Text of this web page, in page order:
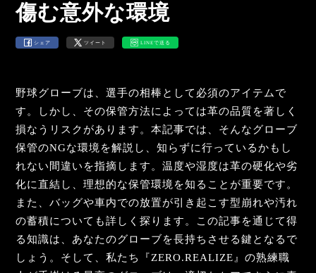
傷む意外な環境
シェア ツイート LINEで送る
野球グローブは、選手の相棒として必須のアイテムで
す。しかし、その保管方法によっては革の品質を著しく
損なうリスクがあります。本記事では、そんなグローブ
保管のNGな環境を解説し、知らずに行っているかもし
れない間違いを指摘します。温度や湿度は革の硬化や劣
化に直結し、理想的な保管環境を知ることが重要です。
また、バッグや車内での放置が引き起こす型崩れや汚れ
の蓄積についても詳しく探ります。この記事を通じて得
る知識は、あなたのグローブを長持ちさせる鍵となるで
しょう。そして、私たち『ZERO.REALIZE』の熟練職